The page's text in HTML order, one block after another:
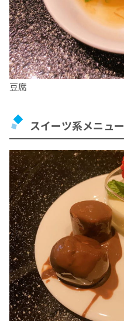
豆腐
スイーツ系メニュー